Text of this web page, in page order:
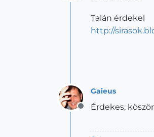
Talán érdekel
http://
Offline
Gaieus
Érdekes,